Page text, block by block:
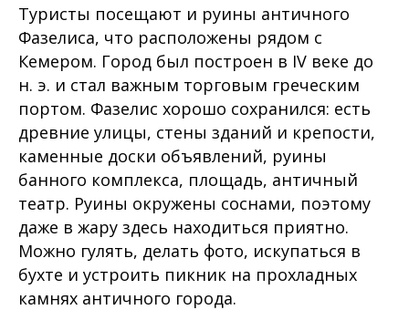
Туристы посещают и руины античного
Фазелиса, что расположены рядом с
Кемером. Город был построен в IV веке до
н. э. и стал важным торговым греческим
портом. Фазелис хорошо сохранился: есть
древние улицы, стены зданий и крепости,
каменные доски объявлений, руины
банного комплекса, площадь, античный
театр. Руины окружены соснами, поэтому
даже в жару здесь находиться приятно.
Можно гулять, делать фото, искупаться в
бухте и устроить пикник на прохладных
камнях античного города.